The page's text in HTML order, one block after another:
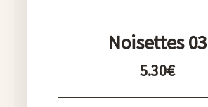
Noisettes 03
5.30€